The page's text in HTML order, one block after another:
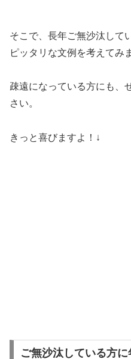
そこで、長年ご無沙汰して
ピッタリな文例を考えてみ
疎遠になっている方にも、
さい。
きっと喜びますよ！↓
ご無沙汰している方